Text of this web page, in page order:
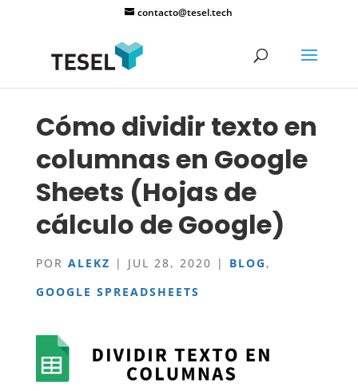
contacto@tesel.tech
Cómo dividir texto en
columnas en Google
Sheets (Hojas de
cálculo de Google)
POR ALEKZ | JUL 28, 2020 | BLOG ,
GOOGLE SPREADSHEETS